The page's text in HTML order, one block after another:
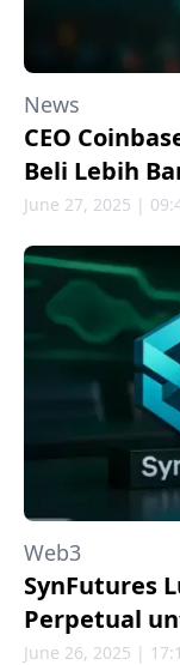
News
CEO
Beli Lebih
June 27, 2025 |
Web3
SynFutures
Perpetual
June 26, 2025 |